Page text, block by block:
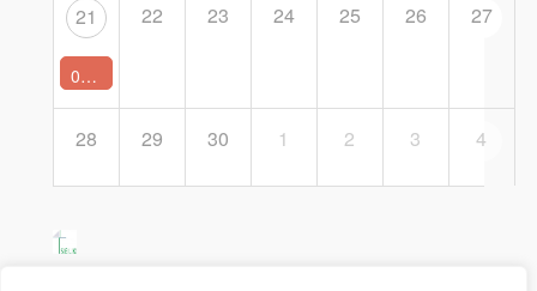
21
09:30 –
22 23 24 25 26 27
28 29 30 1 2 3 4